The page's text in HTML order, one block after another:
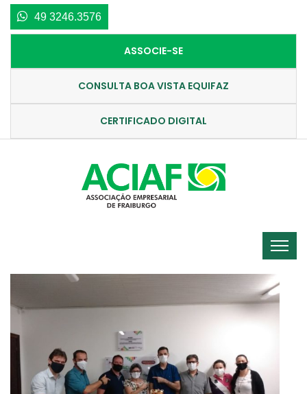
49 3246.3576
ASSOCIE-SE
CONSULTA BOA VISTA EQUIFAZ
CERTIFICADO DIGITAL